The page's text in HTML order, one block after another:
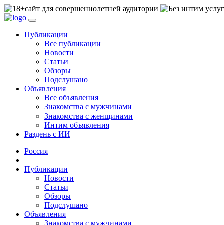
сайт для совершеннолетней аудитории
Публикации
Все публикации
Новости
Статьи
Обзоры
Подслушано
Объявления
Все объявления
Знакомства с мужчинами
Знакомства с женщинами
Интим объявления
Раздень с ИИ
Россия
Публикации
Новости
Статьи
Обзоры
Подслушано
Объявления
Знакомства с мужчинами